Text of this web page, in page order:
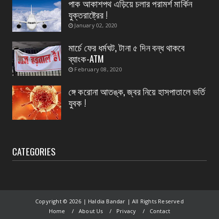
August 07, 2026
CONTACT
নৈপুর গ্রাম পঞ্চায়েতে বিজেপির নতুন বোর্ড গঠন, প্রধান
পদে মদ...
পাক আকাশপথ এড়িয়ে চলার পরামর্শ মার্কিন
যুক্তরাষ্ট্রের !
January 02, 2020
মার্চে ফের ধর্মঘট, টানা ৫ দিন বন্ধ থাকবে
ব্যাংক-ATM
February 08, 2020
ঙ্গে করোনা আতঙ্ক, জ্বর নিয়ে হাসপাতালে ভর্তি
যুবক !
CATEGORIES
Copyright © 2026 | Haldia Bandar | All Rights Reserved
Home
About Us Privacy Contact